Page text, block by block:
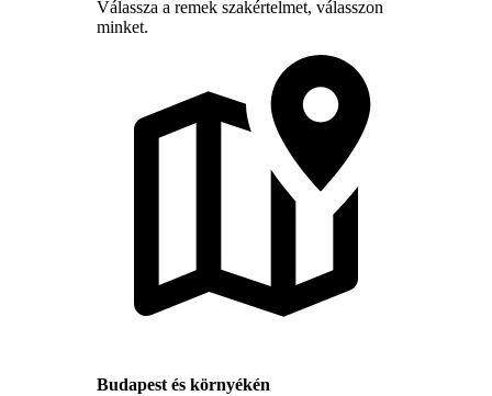
Válassza a remek szakértelmet, válasszon
minket.
Budapest és környékén